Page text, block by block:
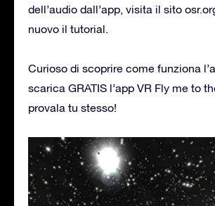
dell’audio dall’app, visita il sito
nuovo il tutorial.
Curioso di scoprire come funziona
scarica GRATIS l’app VR Fly me to
provala tu stesso!